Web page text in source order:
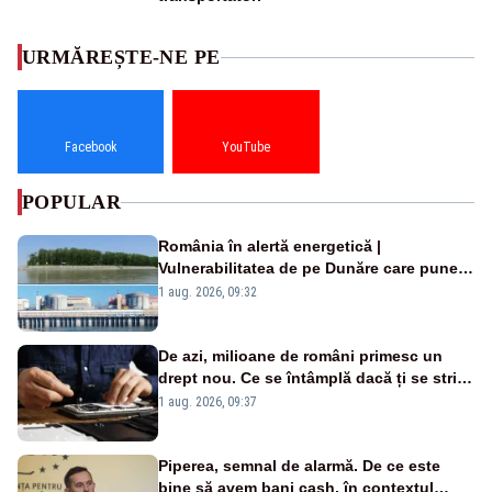
URMĂREȘTE-NE PE
Facebook YouTube
POPULAR
România în alertă energetică |
Vulnerabilitatea de pe Dunăre care pune
în pericol Centrala Cernavodă era
1 aug. 2026, 09:32
De azi, milioane de români primesc un
drept nou. Ce se întâmplă dacă ți se strică
un produs
1 aug. 2026, 09:37
Piperea, semnal de alarmă. De ce este
bine să avem bani cash, în contextul